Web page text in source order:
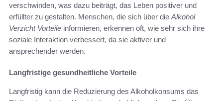
verschwinden, was dazu beiträgt, das Leben positiver und
erfüllter zu gestalten. Menschen, die sich über die Alkohol
Verzicht Vorteile informieren, erkennen oft, wie sehr sich ihre
soziale Interaktion verbessert, da sie aktiver und
ansprechender werden.
Langfristige gesundheitliche Vorteile
Langfristig kann die Reduzierung des Alkoholkonsums das